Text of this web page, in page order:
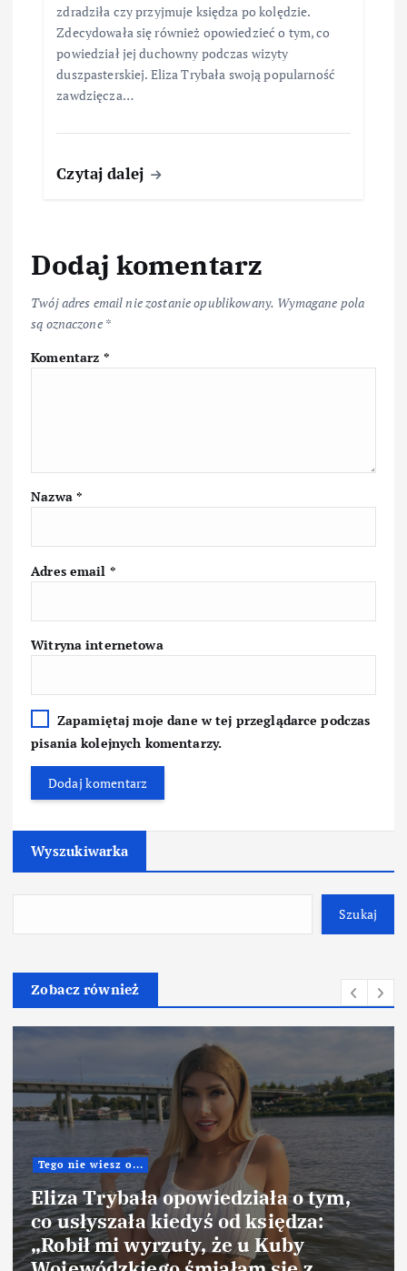
zdradziła czy przyjmuje księdza po kolędzie.
Zdecydowała się również opowiedzieć o tym, co
powiedział jej duchowny podczas wizyty
duszpasterskiej. Eliza Trybała swoją popularność
zawdzięcza…
Czytaj dalej
Dodaj komentarz
Twój adres email nie zostanie opublikowany. Wymagane pola
są oznaczone *
Komentarz *
Nazwa *
Adres email *
Witryna internetowa
Zapamiętaj moje dane w tej przeglądarce podczas
pisania kolejnych komentarzy.
Wyszukiwarka
Szukaj
Zobacz również
Tego nie wiesz o...
Doda ujawniła, czego nie